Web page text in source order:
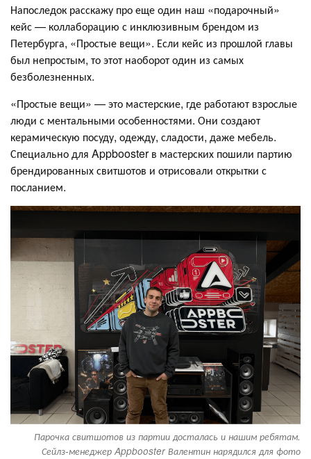
Напоследок расскажу про еще один наш «подарочный»
кейс — коллаборацию с инклюзивным брендом из
Петербурга, «Простые вещи». Если кейс из прошлой главы
был непростым, то этот наоборот один из самых
безболезненных.
«Простые вещи» — это мастерские, где работают взрослые
люди с ментальными особенностями. Они создают
керамическую посуду, одежду, сладости, даже мебель.
Специально для Appbooster в мастерских пошили партию
брендированных свитшотов и отрисовали открытки с
посланием.
Парочка свитшотов из партии досталась и нашим ребятам.
Сейлз-менеджер Appbooster Валентин нарядился для фото